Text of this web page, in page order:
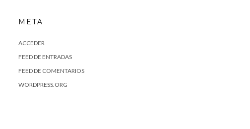
META
ACCEDER
FEED DE ENTRADAS
FEED DE COMENTARIOS
WORDPRESS.ORG